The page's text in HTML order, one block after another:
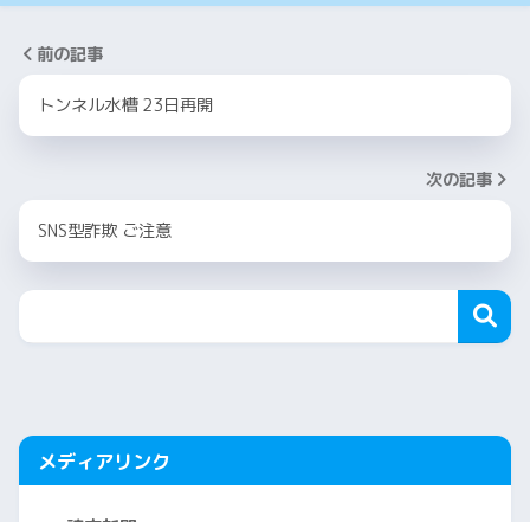
前の記事
トンネル水槽 23日再開
次の記事
SNS型詐欺 ご注意
メディアリンク